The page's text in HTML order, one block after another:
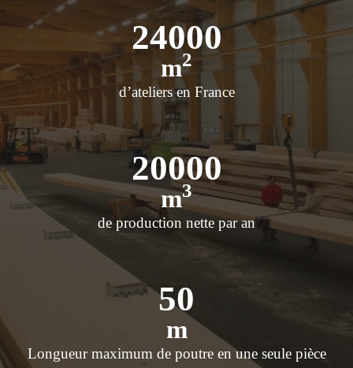
24000
m2
d’ateliers en France
20000
m3
de production nette par an
50
m
Longueur maximum de poutre en une seule pièce